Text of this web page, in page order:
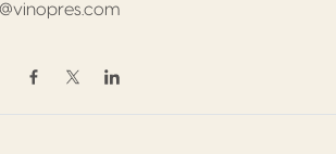
Compartir en Facebook
Compartir en Twitter / X
Compartir en Linkedin